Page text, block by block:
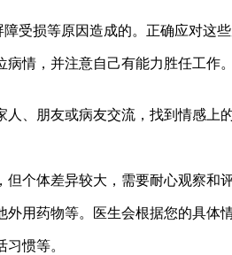
损等原因造成的。正确应对这
情，并注意自己有能力胜任工
、朋友或病友交流，找到情感上
个体差异较大，需要耐心观察和评
用药物等。医生会根据您的具体
惯等。